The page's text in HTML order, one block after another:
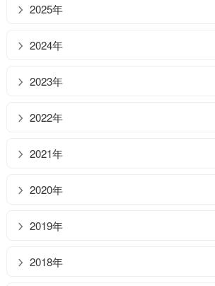
2025年
2024年
2023年
2022年
2021年
2020年
2019年
2018年